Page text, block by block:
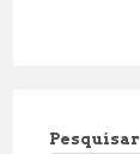
Pesquisar